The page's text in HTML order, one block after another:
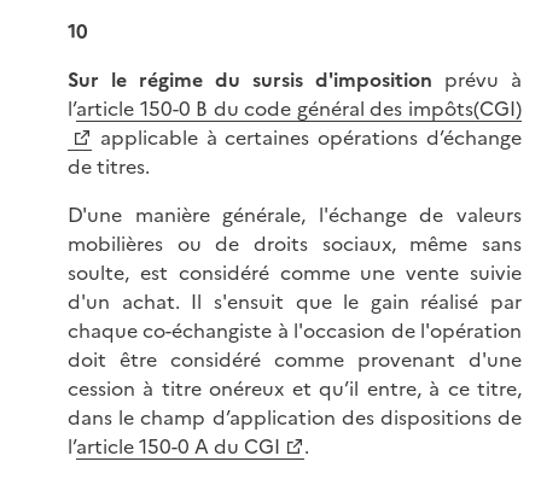
10
Sur le régime du sursis d'imposition prévu à
l’article 150-0 B du code général des impôts(CGI)
applicable à certaines opérations d’échange
de titres.
D'une manière générale, l'échange de valeurs
mobilières ou de droits sociaux, même sans
soulte, est considéré comme une vente suivie
d'un achat. Il s'ensuit que le gain réalisé par
chaque co-échangiste à l'occasion de l'opération
doit être considéré comme provenant d'une
cession à titre onéreux et qu’il entre, à ce titre,
dans le champ d’application des dispositions de
l’article 150-0 A du CGI
.